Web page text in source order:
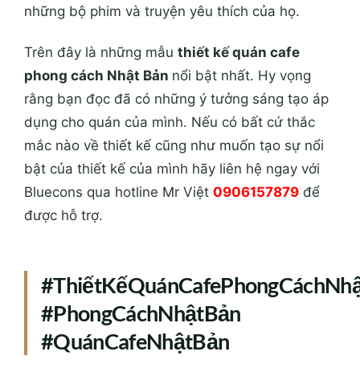
những bộ phim và truyện yêu thích của họ.
Trên đây là những mẫu thiết kế quán cafe
phong cách Nhật Bản nổi bật nhất. Hy vọng
rằng bạn đọc đã có những ý tưởng sáng tạo áp
dụng cho quán của mình. Nếu có bất cứ thắc
mắc nào về thiết kế cũng như muốn tạo sự nổi
bật của thiết kế của mình hãy liên hệ ngay với
Bluecons qua hotline Mr Việt 0906157879 để
được hỗ trợ.
#PhongCáchNhậtBản
#QuánCafeNhậtBản